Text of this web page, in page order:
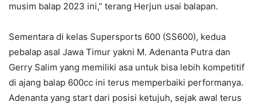
musim balap 2023 ini,” terang Herjun usai balapan.
Sementara di kelas Supersports 600 (SS600), kedua
pebalap asal Jawa Timur yakni M. Adenanta Putra dan
Gerry Salim yang memiliki asa untuk bisa lebih kompetitif
di ajang balap 600cc ini terus memperbaiki performanya.
Adenanta yang start dari posisi ketujuh, sejak awal terus